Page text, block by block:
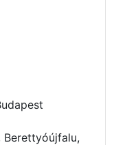
Berettyóújfalu,